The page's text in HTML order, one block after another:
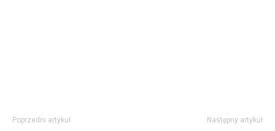
Poprzedni artykuł Następny artykuł